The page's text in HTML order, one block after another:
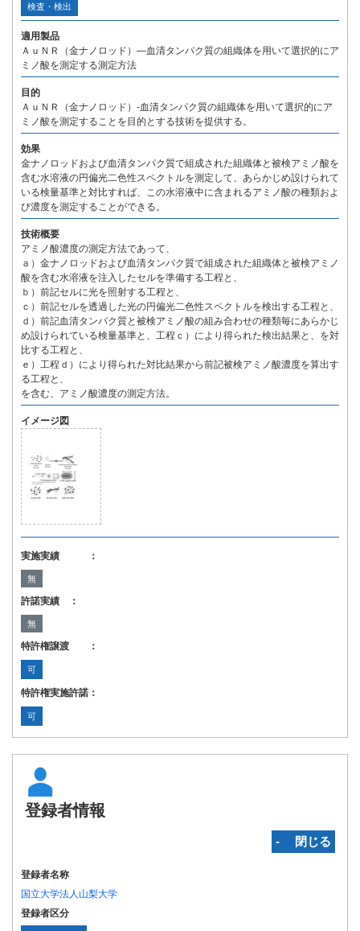
検査・検出
適用製品
ＡｕＮＲ（金ナノロッド）―血清タンパク質の組織体を用いて選択的にア
ミノ酸を測定する測定方法
目的
ＡｕＮＲ（金ナノロッド）-血清タンパク質の組織体を用いて選択的にア
ミノ酸を測定することを目的とする技術を提供する。
効果
金ナノロッドおよび血清タンパク質で組成された組織体と被検アミノ酸を
含む水溶液の円偏光二色性スペクトルを測定して、あらかじめ設けられて
いる検量基準と対比すれば、この水溶液中に含まれるアミノ酸の種類およ
び濃度を測定することができる。
技術概要
アミノ酸濃度の測定方法であって、
ａ）金ナノロッドおよび血清タンパク質で組成された組織体と被検アミノ
酸を含む水溶液を注入したセルを準備する工程と、
ｂ）前記セルに光を照射する工程と、
ｃ）前記セルを透過した光の円偏光二色性スペクトルを検出する工程と、
ｄ）前記血清タンパク質と被検アミノ酸の組み合わせの種類毎にあらかじ
め設けられている検量基準と、工程ｃ）により得られた検出結果と、を対
比する工程と、
ｅ）工程ｄ）により得られた対比結果から前記被検アミノ酸濃度を算出す
る工程と、
を含む、アミノ酸濃度の測定方法。
イメージ図
実施実績 ：
無
許諾実績 ：
無
特許権譲渡 ：
可
特許権実施許諾：
可
登録者情報
‐ 閉じる
登録者名称
国立大学法人山梨大学
登録者区分